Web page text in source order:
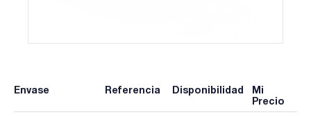
Envase Referencia Disponibilidad
Mi
Precio